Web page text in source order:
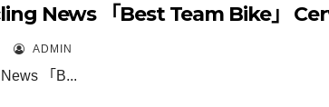
News 「Best Team Bike」
ADMIN
「B...